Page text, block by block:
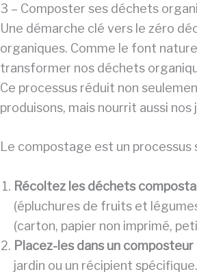
3 – Composter ses déchets
Une démarche clé vers le zéro
organiques. Comme le font
transformer nos déchets
Ce processus réduit non
produisons, mais nourrit aussi
Le compostage est un processus
Récoltez les déchets
(épluchures de fruits et
(carton, papier non imprimé,
Placez-les dans un composteur
jardin ou un récipient spécifique.